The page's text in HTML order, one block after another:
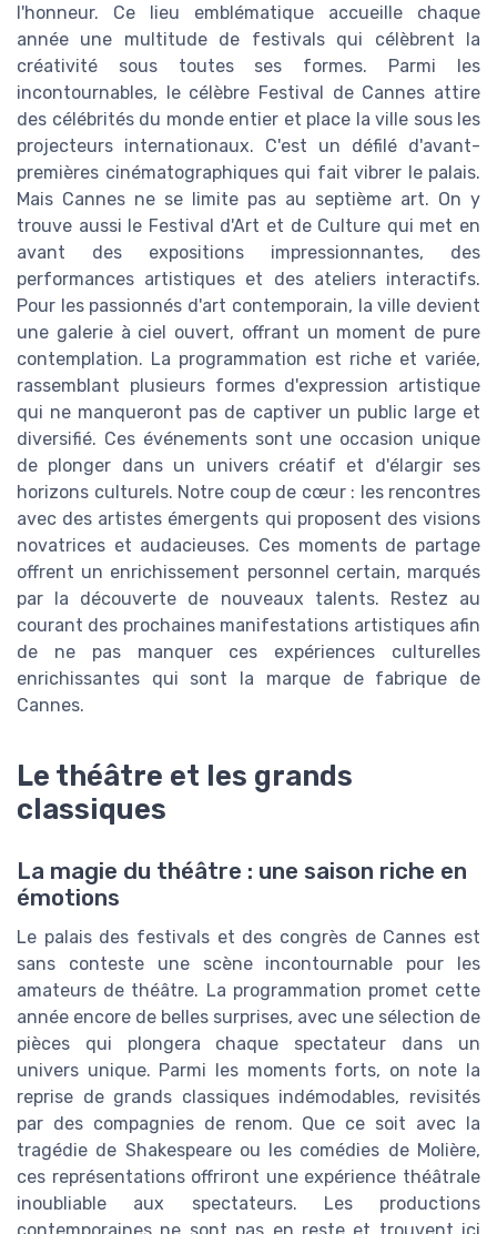
l'honneur. Ce lieu emblématique accueille chaque
année une multitude de festivals qui célèbrent la
créativité sous toutes ses formes. Parmi les
incontournables, le célèbre Festival de Cannes attire
des célébrités du monde entier et place la ville sous les
projecteurs internationaux. C'est un défilé d'avant-
premières cinématographiques qui fait vibrer le palais.
Mais Cannes ne se limite pas au septième art. On y
trouve aussi le Festival d'Art et de Culture qui met en
avant des expositions impressionnantes, des
performances artistiques et des ateliers interactifs.
Pour les passionnés d'art contemporain, la ville devient
une galerie à ciel ouvert, offrant un moment de pure
contemplation. La programmation est riche et variée,
rassemblant plusieurs formes d'expression artistique
qui ne manqueront pas de captiver un public large et
diversifié. Ces événements sont une occasion unique
de plonger dans un univers créatif et d'élargir ses
horizons culturels. Notre coup de cœur : les rencontres
avec des artistes émergents qui proposent des visions
novatrices et audacieuses. Ces moments de partage
offrent un enrichissement personnel certain, marqués
par la découverte de nouveaux talents. Restez au
courant des prochaines manifestations artistiques afin
de ne pas manquer ces expériences culturelles
enrichissantes qui sont la marque de fabrique de
Cannes.
Le théâtre et les grands
classiques
La magie du théâtre : une saison riche en
émotions
Le palais des festivals et des congrès de Cannes est
sans conteste une scène incontournable pour les
amateurs de théâtre. La programmation promet cette
année encore de belles surprises, avec une sélection de
pièces qui plongera chaque spectateur dans un
univers unique. Parmi les moments forts, on note la
reprise de grands classiques indémodables, revisités
par des compagnies de renom. Que ce soit avec la
tragédie de Shakespeare ou les comédies de Molière,
ces représentations offriront une expérience théâtrale
inoubliable aux spectateurs. Les productions
contemporaines ne sont pas en reste et trouvent ici